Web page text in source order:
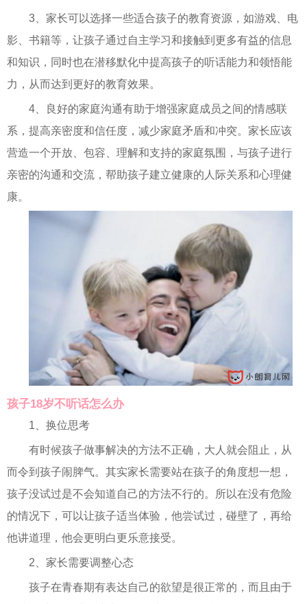
3、家长可以选择一些适合孩子的教育资源，如游戏、电
影、书籍等，让孩子通过自主学习和接触到更多有益的信息
和知识，同时也在潜移默化中提高孩子的听话能力和领悟能
力，从而达到更好的教育效果。
4、良好的家庭沟通有助于增强家庭成员之间的情感联
系，提高亲密度和信任度，减少家庭矛盾和冲突。家长应该
营造一个开放、包容、理解和支持的家庭氛围，与孩子进行
亲密的沟通和交流，帮助孩子建立健康的人际关系和心理健
康。
孩子18岁不听话怎么办
1、换位思考
有时候孩子做事解决的方法不正确，大人就会阻止，从
而令到孩子闹脾气。其实家长需要站在孩子的角度想一想，
孩子没试过是不会知道自己的方法不行的。所以在没有危险
的情况下，可以让孩子适当体验，他尝试过，碰壁了，再给
他讲道理，他会更明白更乐意接受。
2、家长需要调整心态
孩子在青春期有表达自己的欲望是很正常的，而且由于